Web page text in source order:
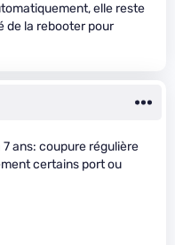
elle reste
de la rebooter pour
7 ans: coupure régulière
certains port ou